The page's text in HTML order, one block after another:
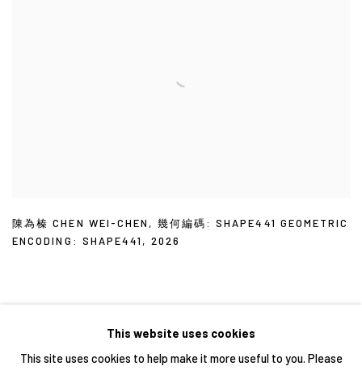
陳為榛 CHEN WEI-CHEN , 幾何編碼: SHAPE441 GEOMETRIC
ENCODING: SHAPE441 , 2026
This website uses cookies
This site uses cookies to help make it more useful to you. Please